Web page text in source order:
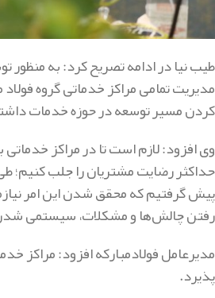
طیب نیا در ادامه تصریح کرد: به منظور
مدیریت تمامی مراکز خدماتی گروه
کردن مسیر توسعه در حوزه خدمات
وی افزود: لازم است تا در مراکز
حداکثر رضایت مشتریان را جلب کنیم؛
پیش گرفتیم که محقق شدن این امر
رفتن چالش‌ها و مشکلات، سیستمی شدن
مدیرعامل فولادمبارکه افزود: مراکز
پذیرد.